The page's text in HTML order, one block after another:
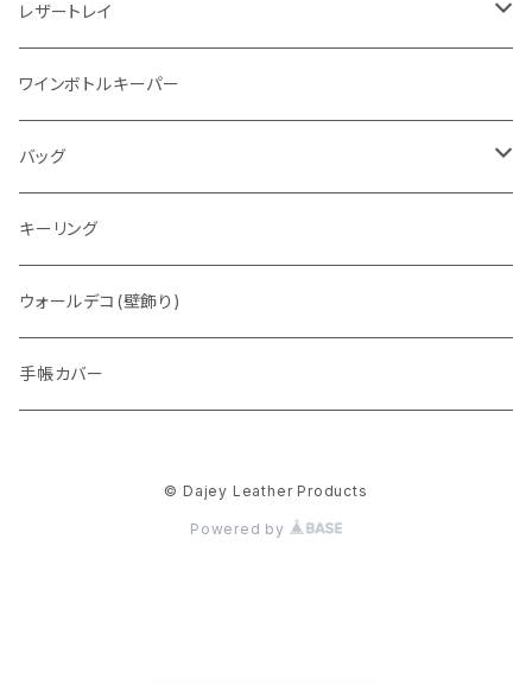
レザートレイ
番外編"Wave"
通常盤
ワインボトルキーパー
バッグ
トートバッグ
ウォレットバッグ
キーリング
ウォールデコ(壁飾り)
手帳カバー
© Dajey Leather Products
Powered by